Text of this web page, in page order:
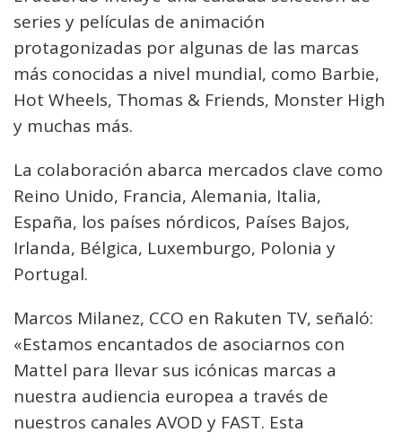
series y películas de animación
protagonizadas por algunas de las marcas
más conocidas a nivel mundial, como Barbie,
Hot Wheels, Thomas & Friends, Monster High
y muchas más.
La colaboración abarca mercados clave como
Reino Unido, Francia, Alemania, Italia,
España, los países nórdicos, Países Bajos,
Irlanda, Bélgica, Luxemburgo, Polonia y
Portugal.
Marcos Milanez, CCO en Rakuten TV, señaló:
«Estamos encantados de asociarnos con
Mattel para llevar sus icónicas marcas a
nuestra audiencia europea a través de
nuestros canales AVOD y FAST. Esta